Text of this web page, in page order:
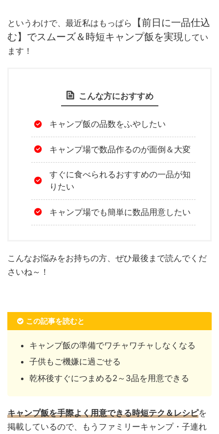
というわけで、最近私はもっぱら
【前日に一品仕込
む】でスムーズ＆時短キャンプ飯を実現してい
ます！
こんな方におすすめ
キャンプ飯の品数をふやしたい
キャンプ場で数品作るのが面倒＆大変
すぐに食べられるおすすめの一品が知
りたい
キャンプ場でも簡単に数品用意したい
こんなお悩みをお持ちの方、ぜひ最後まで読んでくだ
さいね～！
この記事を読むと
キャンプ飯の準備でワチャワチャしなくなる
子供もご機嫌に過ごせる
乾杯後すぐにつまめる2～3品を用意できる
キャンプ飯を手際よく用意できる時短テク＆レシピを
掲載しているので、もうファミリーキャンプ・子連れ